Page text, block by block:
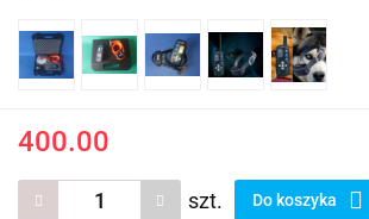
400.00
szt. Do koszyka